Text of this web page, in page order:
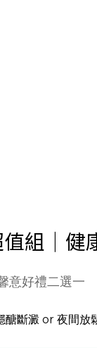
組｜健
意好禮二選一
醣斷澱 or 夜間放